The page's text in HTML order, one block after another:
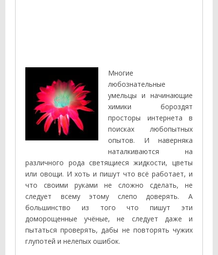
Многие
любознательные
умельцы и начинающие
химики бороздят
просторы интернета в
поисках любопытных
опытов. И наверняка
наталкиваются на
различного рода светящиеся жидкости, цветы
или овощи. И хоть и пишут что всё работает, и
что своими руками не сложно сделать, не
следует всему этому слепо доверять. А
большинство из того что пишут эти
доморощенные учёные, не следует даже и
пытаться проверять, дабы не повторять чужих
глупотей и нелепых ошибок.